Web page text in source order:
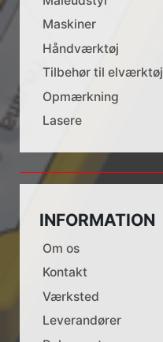
Maskiner
Håndværktøj
Tilbehør til elværktøj
Opmærkning
Lasere
INFORMATION
Om os
Kontakt
Værksted
Leverandører